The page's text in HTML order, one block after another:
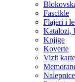
Fascikle
Flajeri i
Katalozi,
Knjige
Koverte
Vizit karte
Nalepnice